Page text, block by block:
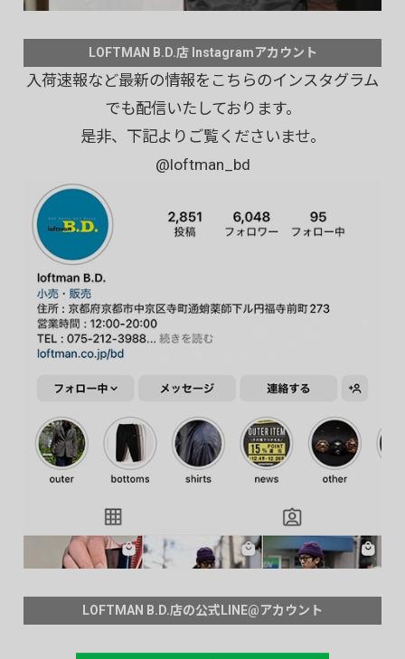
LOFTMAN B.D.店 Instagramアカウント
入荷速報など最新の情報をこちらのインスタグラム
でも配信いたしております。
是非、下記よりご覧くださいませ。
@loftman_bd
LOFTMAN B.D.店の公式LINE@アカウント